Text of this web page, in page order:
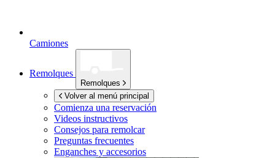
Camiones
Remolques
Remolques
Volver al menú principal
Comienza una reservación
Videos instructivos
Consejos para remolcar
Preguntas frecuentes
Enganches y accesorios